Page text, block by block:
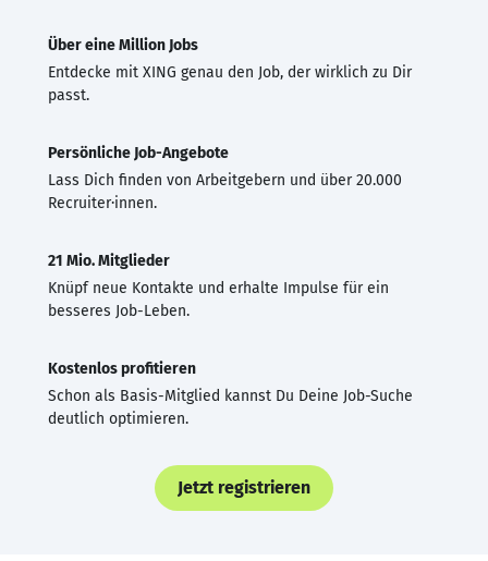
Über eine Million Jobs
Entdecke mit XING genau den Job, der wirklich zu Dir
passt.
Persönliche Job-Angebote
Lass Dich finden von Arbeitgebern und über 20.000
Recruiter·innen.
21 Mio. Mitglieder
Knüpf neue Kontakte und erhalte Impulse für ein
besseres Job-Leben.
Kostenlos profitieren
Schon als Basis-Mitglied kannst Du Deine Job-Suche
deutlich optimieren.
Jetzt registrieren